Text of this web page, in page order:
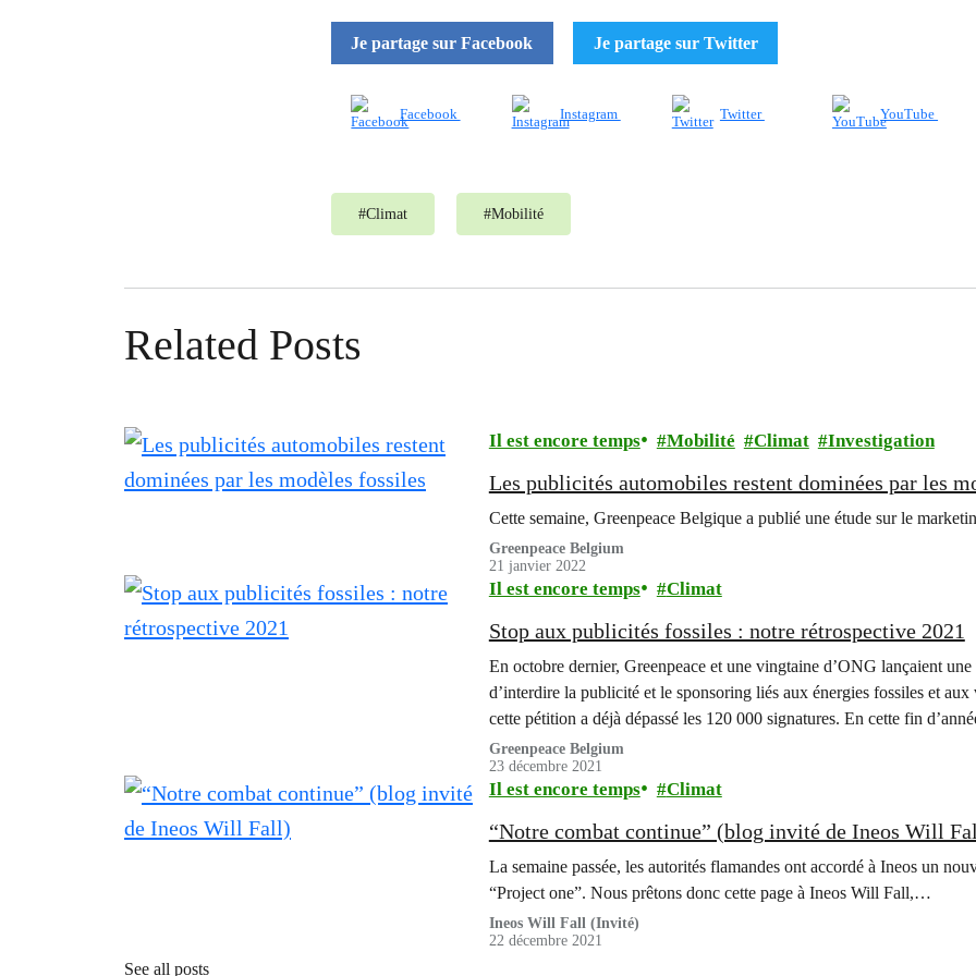
Je partage sur Facebook Je partage sur Twitter
Facebook Instagram Twitter YouTube
#Climat #Mobilité
Related Posts
Il est encore temps Mobilité Climat Investigation
Les publicités automobiles restent dominées par les
Cette semaine, Greenpeace Belgique a publié une étude sur le
Greenpeace Belgium
21 janvier 2022
Il est encore temps Climat
Stop aux publicités fossiles : notre rétrospective 2021
En octobre dernier, Greenpeace et une vingtaine d’ONG lançaient
d’interdire la publicité et le sponsoring liés aux énergies fossiles et
cette pétition a déjà dépassé les 120 000 signatures. En cette fin
Greenpeace Belgium
23 décembre 2021
Il est encore temps Climat
“Notre combat continue” (blog invité de Ineos Will
La semaine passée, les autorités flamandes ont accordé à Ineos un
“Project one”. Nous prêtons donc cette page à Ineos Will Fall,…
Ineos Will Fall (Invité)
22 décembre 2021
See all posts